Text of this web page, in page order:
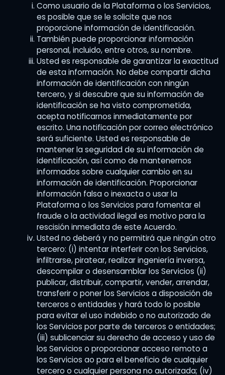
Como usuario de la Plataforma o los Servicios,
es posible que se le solicite que nos
proporcione información de identificación.
También puede proporcionar información
personal, incluido, entre otros, su nombre.
Usted es responsable de garantizar la exactitud
de esta información. No debe compartir dicha
información de identificación con ningún
tercero, y si descubre que su información de
identificación se ha visto comprometida,
acepta notificarnos inmediatamente por
escrito. Una notificación por correo electrónico
será suficiente. Usted es responsable de
mantener la seguridad de su información de
identificación, así como de mantenernos
informados sobre cualquier cambio en su
información de identificación. Proporcionar
información falsa o inexacta o usar la
Plataforma o los Servicios para fomentar el
fraude o la actividad ilegal es motivo para la
rescisión inmediata de este Acuerdo.
Usted no deberá y no permitirá que ningún otro
tercero: (i) intentar interferir con los Servicios,
infiltrarse, piratear, realizar ingeniería inversa,
descompilar o desensamblar los Servicios (ii)
publicar, distribuir, compartir, vender, arrendar,
transferir o poner los Servicios a disposición de
terceros o entidades y hará todo lo posible
para evitar el uso indebido o no autorizado de
los Servicios por parte de terceros o entidades;
(iii) sublicenciar su derecho de acceso y uso de
los Servicios o proporcionar acceso remoto a
los Servicios ao para el beneficio de cualquier
tercero o cualquier persona no autorizada; (iv)